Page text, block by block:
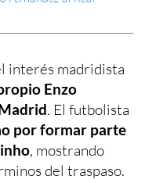
interés madridista
Enzo
. El futbolista
por formar parte
, mostrando
del traspaso.